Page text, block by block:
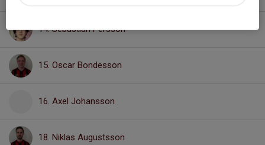
14. Sebastian Persson
15. Oscar Bondesson
16. Axel Johansson
18. Niklas Augustsson